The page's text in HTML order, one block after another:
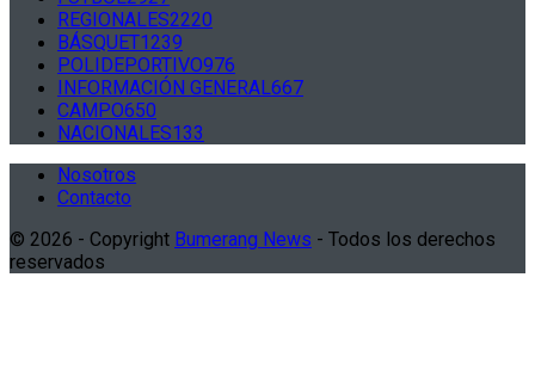
REGIONALES2220
BÁSQUET1239
POLIDEPORTIVO976
INFORMACIÓN GENERAL667
CAMPO650
NACIONALES133
Nosotros
Contacto
© 2026 - Copyright Bumerang News - Todos los derechos
reservados